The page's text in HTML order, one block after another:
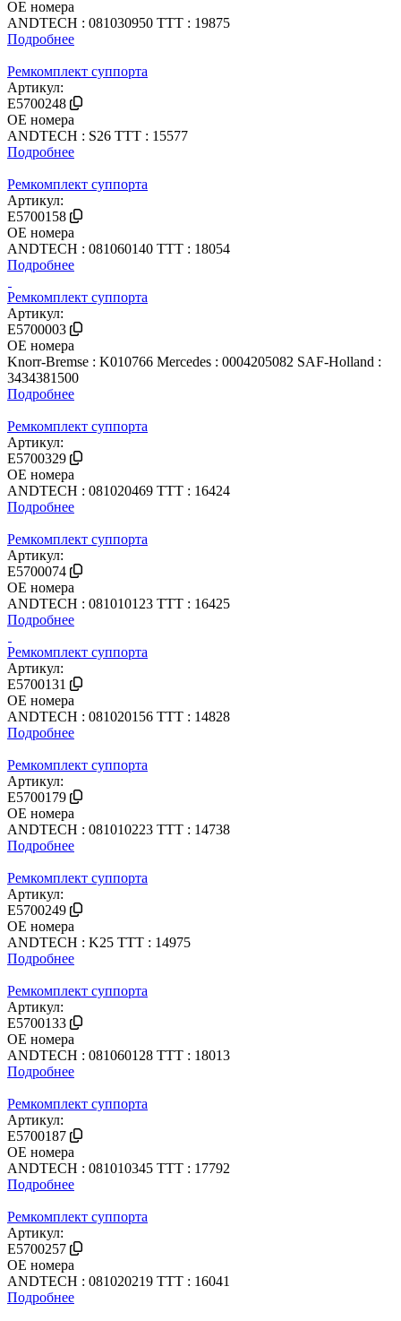
OE номера
ANDTECH : 081030950 TTT : 19875
Подробнее
Ремкомплект суппорта
Артикул:
E5700248
OE номера
ANDTECH : S26 TTT : 15577
Подробнее
Ремкомплект суппорта
Артикул:
E5700158
OE номера
ANDTECH : 081060140 TTT : 18054
Подробнее
Ремкомплект суппорта
Артикул:
E5700003
OE номера
Knorr-Bremse : K010766 Mercedes : 0004205082 SAF-Holland :
3434381500
Подробнее
Ремкомплект суппорта
Артикул:
E5700329
OE номера
ANDTECH : 081020469 TTT : 16424
Подробнее
Ремкомплект суппорта
Артикул:
E5700074
OE номера
ANDTECH : 081010123 TTT : 16425
Подробнее
Ремкомплект суппорта
Артикул:
E5700131
OE номера
ANDTECH : 081020156 TTT : 14828
Подробнее
Ремкомплект суппорта
Артикул:
E5700179
OE номера
ANDTECH : 081010223 TTT : 14738
Подробнее
Ремкомплект суппорта
Артикул:
E5700249
OE номера
ANDTECH : K25 TTT : 14975
Подробнее
Ремкомплект суппорта
Артикул:
E5700133
OE номера
ANDTECH : 081060128 TTT : 18013
Подробнее
Ремкомплект суппорта
Артикул:
E5700187
OE номера
ANDTECH : 081010345 TTT : 17792
Подробнее
Ремкомплект суппорта
Артикул:
E5700257
OE номера
ANDTECH : 081020219 TTT : 16041
Подробнее